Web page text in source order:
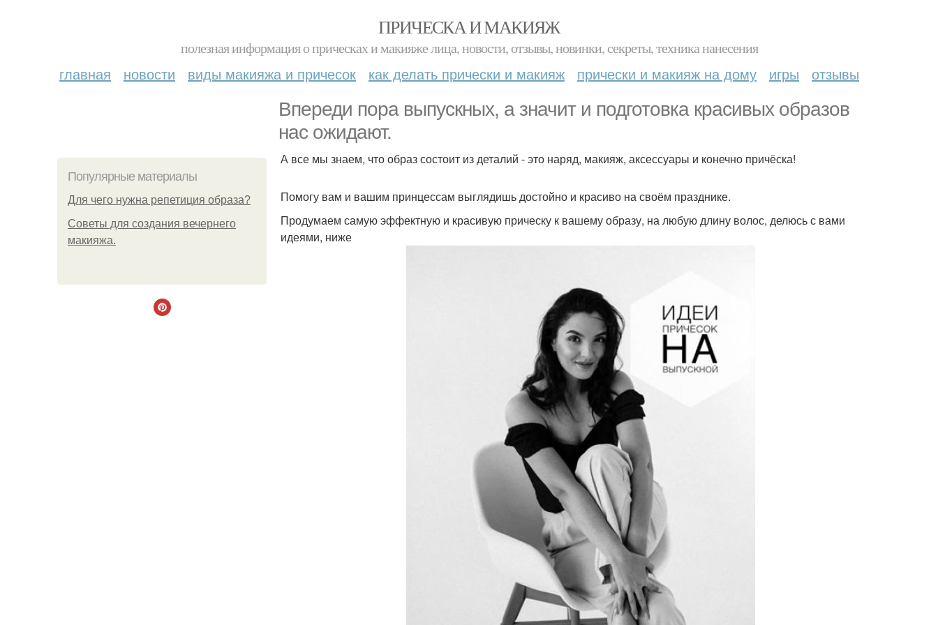
ПРИЧЕСКА И МАКИЯЖ
полезная информация о прическах и макияже лица, новости, отзывы, новинки, секреты, техника нанесения
главная новости виды макияжа и причесок как делать прически и макияж прически и макияж на дому игры отзывы
Впереди пора выпускных, а значит и подготовка красивых образов
нас ожидают.
Популярные материалы
Для чего нужна репетиция образа?
Советы для создания вечернего
макияжа.
А все мы знаем, что образ состоит из деталий - это наряд, макияж, аксессуары и конечно причёска!
Помогу вам и вашим принцессам выглядишь достойно и красиво на своём празднике.
Продумаем самую эффектную и красивую прическу к вашему образу, на любую длину волос, делюсь с вами
идеями, ниже